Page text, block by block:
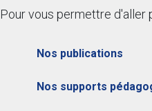
Pour vous permettre d'aller
Nos publications
Nos supports